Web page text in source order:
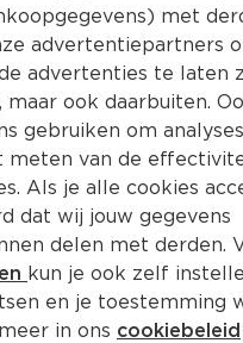
met
advertentiepartners
advertenties te laten
ook daarbuiten.
gebruiken om
meten van de
Als je alle cookies
dat wij jouw gegevens
delen met derden.
kun je ook zelf
en je toestemming
in ons cookiebeleid